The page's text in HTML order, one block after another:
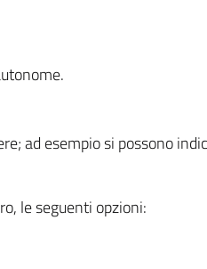
ad esempio si possono
le seguenti opzioni: